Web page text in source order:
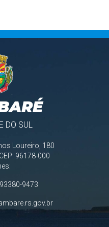
DO SUL
Loureiro, 180
96178-000
9473